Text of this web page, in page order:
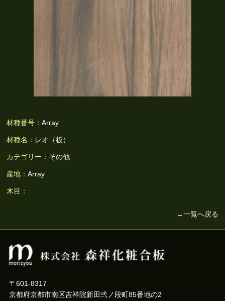
材種番号：Array
材種名： レオ（板）
カテゴリー： その他
産地：Array
木目：
→一覧へ戻る
〒601-8317
京都府京都市南区吉祥院新田弐ノ段町85番地の2